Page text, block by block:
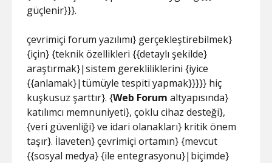
güçlenir}}}.
çevrimiçi forum yazılımı} gerçekleştirebilmek}
{için} {teknik özellikleri {{detaylı şekilde}
araştırmak}|sistem gerekliliklerini {iyice
{{anlamak}|tümüyle tespiti yapmak}}}}} hiç
kuşkusuz şarttır}. {Web Forum altyapısında}
katılımcı memnuniyeti}, çoklu cihaz desteği},
{veri güvenliği} ve idari olanakları} kritik önem
taşır}. İlaveten} çevrimiçi ortamın} {mevcut
{{sosyal medya} {ile entegrasyonu}|biçimde}